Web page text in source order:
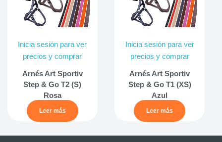
Inicia sesión para ver
precios y comprar
Arnés Art Sportiv
Step & Go T2 (S)
Rosa
Leer más
Inicia sesión para ver
precios y comprar
Arnés Art Sportiv
Step & Go T1 (XS)
Azul
Leer más